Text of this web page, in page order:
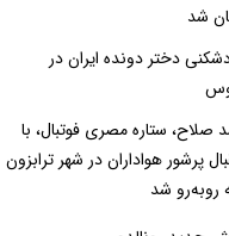
شد
دختر دونده ایران در
صلاح، ستاره مصری فوتبال، با
پرشور هواداران در شهر ترابزون
روبه‌رو شد